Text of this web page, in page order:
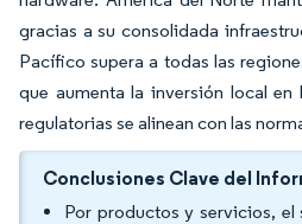
gracias a su consolidada
Pacífico supera a todas las
que aumenta la inversión local
regulatorias se alinean con las
Conclusiones Clave del
Por productos y servicios,